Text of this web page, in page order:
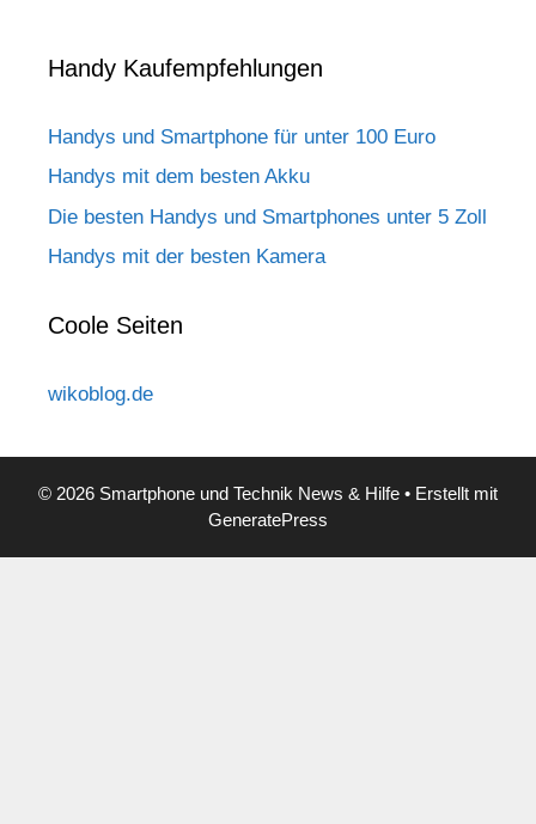
Handy Kaufempfehlungen
Handys und Smartphone für unter 100 Euro
Handys mit dem besten Akku
Die besten Handys und Smartphones unter 5 Zoll
Handys mit der besten Kamera
Coole Seiten
wikoblog.de
© 2026 Smartphone und Technik News & Hilfe • Erstellt mit
GeneratePress